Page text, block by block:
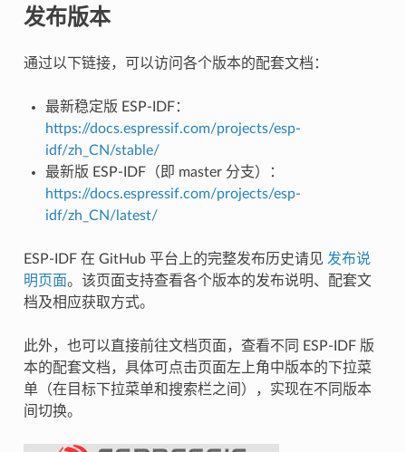
发布版本
通过以下链接，可以访问各个版本的配套文档：
最新稳定版 ESP-IDF：
https://docs.espressif.com/projects/esp-
idf/zh_CN/stable/
最新版 ESP-IDF（即 master 分支）：
https://docs.espressif.com/projects/esp-
idf/zh_CN/latest/
ESP-IDF 在 GitHub 平台上的完整发布历史请见 发布说
明页面。该页面支持查看各个版本的发布说明、配套文
档及相应获取方式。
此外，也可以直接前往文档页面，查看不同 ESP-IDF 版
本的配套文档，具体可点击页面左上角中版本的下拉菜
单（在目标下拉菜单和搜索栏之间），实现在不同版本
间切换。